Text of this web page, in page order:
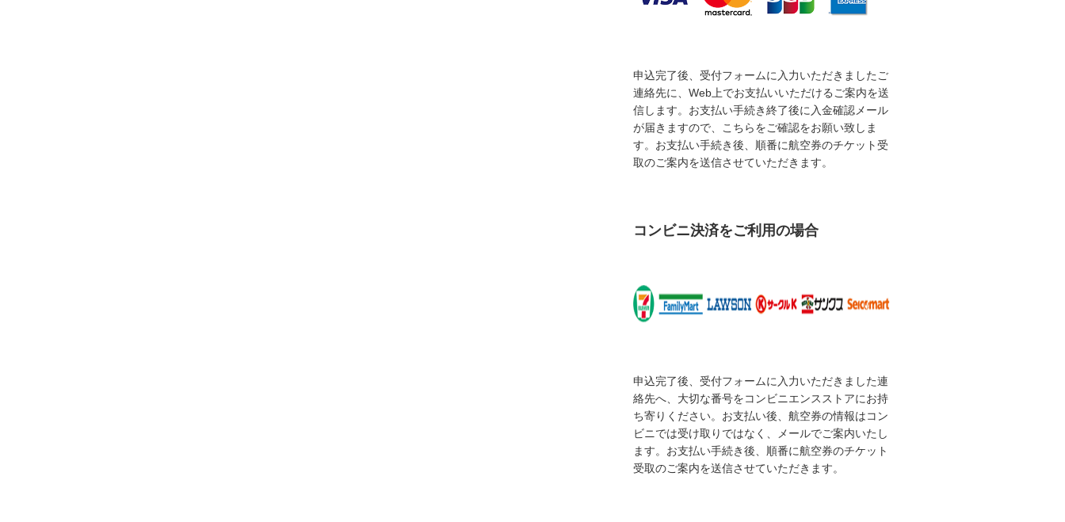
申込完了後、受付フォームに入力いただきましたご
連絡先に、Web上でお支払いいただけるご案内を送
信します。お支払い手続き終了後に入金確認メール
が届きますので、こちらをご確認をお願い致しま
す。お支払い手続き後、順番に航空券のチケット受
取のご案内を送信させていただきます。
コンビニ決済をご利用の場合
申込完了後、受付フォームに入力いただきました連
絡先へ、大切な番号をコンビニエンスストアにお持
ち寄りください。お支払い後、航空券の情報はコン
ビニでは受け取りではなく、メールでご案内いたし
ます。お支払い手続き後、順番に航空券のチケット
受取のご案内を送信させていただきます。